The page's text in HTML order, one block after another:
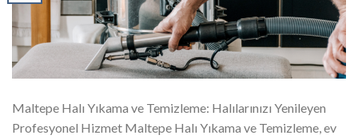
Maltepe Halı Yıkama ve Temizleme: Halılarınızı Yenileyen
Profesyonel Hizmet Maltepe Halı Yıkama ve Temizleme, ev